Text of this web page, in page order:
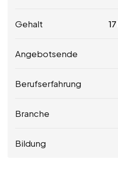
Gehalt 17
Angebotsende
Berufserfahrung
Branche
Bildung